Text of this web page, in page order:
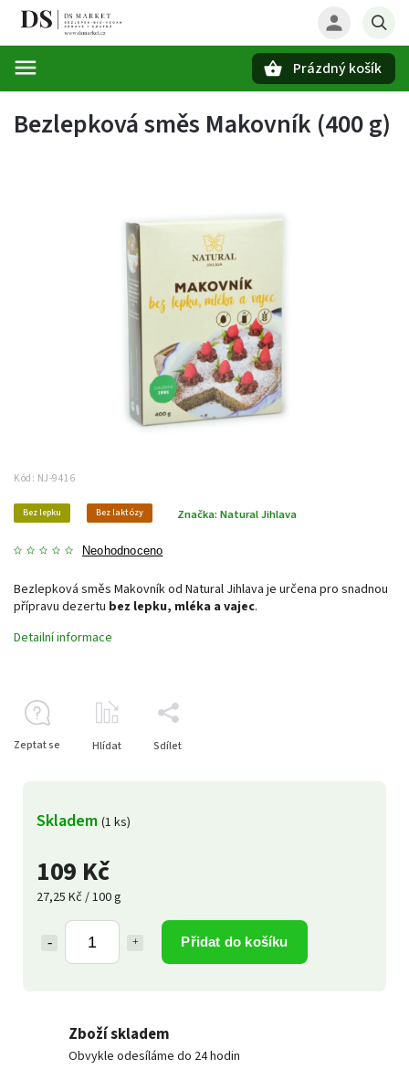
Prázdný košík
Bezlepková směs Makovník (400 g)
Kód: NJ-9416
Bez lepku Bez laktózy
Neohodnoceno
Značka: Natural Jihlava
109 Kč
27,25 Kč / 100 g
Přidat do košíku
Skladem (1 ks)
Bezlepková směs Makovník od Natural Jihlava je určena pro snadnou
přípravu dezertu bez lepku, mléka a vajec.
Detailní informace
Zeptat se Hlídat Sdílet
Zboží skladem
Obvykle odesíláme do 24 hodin